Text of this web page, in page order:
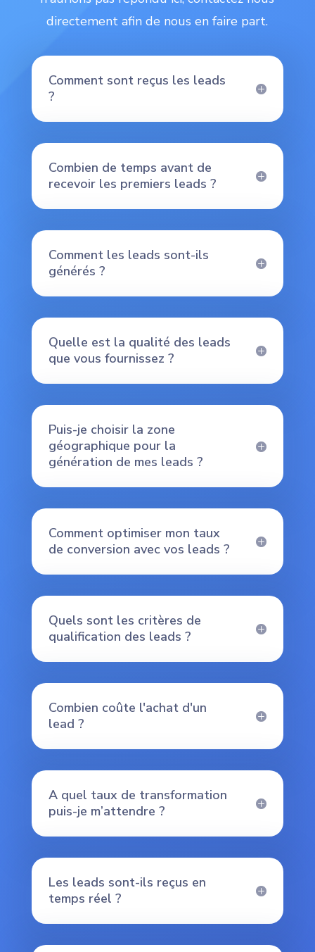
directement afin de nous en faire part.
Comment sont reçus les leads
?
Combien de temps avant de
recevoir les premiers leads ?
Comment les leads sont-ils
générés ?
Quelle est la qualité des leads
que vous fournissez ?
Puis-je choisir la zone
géographique pour la
génération de mes leads ?
Comment optimiser mon taux
de conversion avec vos leads ?
Quels sont les critères de
qualification des leads ?
Combien coûte l'achat d'un
lead ?
A quel taux de transformation
puis-je m’attendre ?
Les leads sont-ils reçus en
temps réel ?